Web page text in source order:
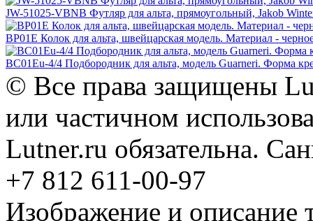
JW-51025-VBNB Футляр для альта, прямоугольный, Jakob
BP01E Колок для альта, швейцарская модель. Материал -
BC01Eu-4/4 Подбородник для альта, модель Guarneri. Форма
© Все права защищены
или частичном
Lutner.ru обязательна.
+7 812 611-00-97
Изображение и описание